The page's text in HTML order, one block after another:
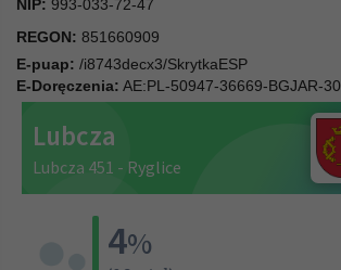
NIP: 993-033-72-47
REGON: 851660909
E-puap: /i8743decx3/SkrytkaESP
E-Doręczenia: AE:PL-50947-36669-BGJAR-30